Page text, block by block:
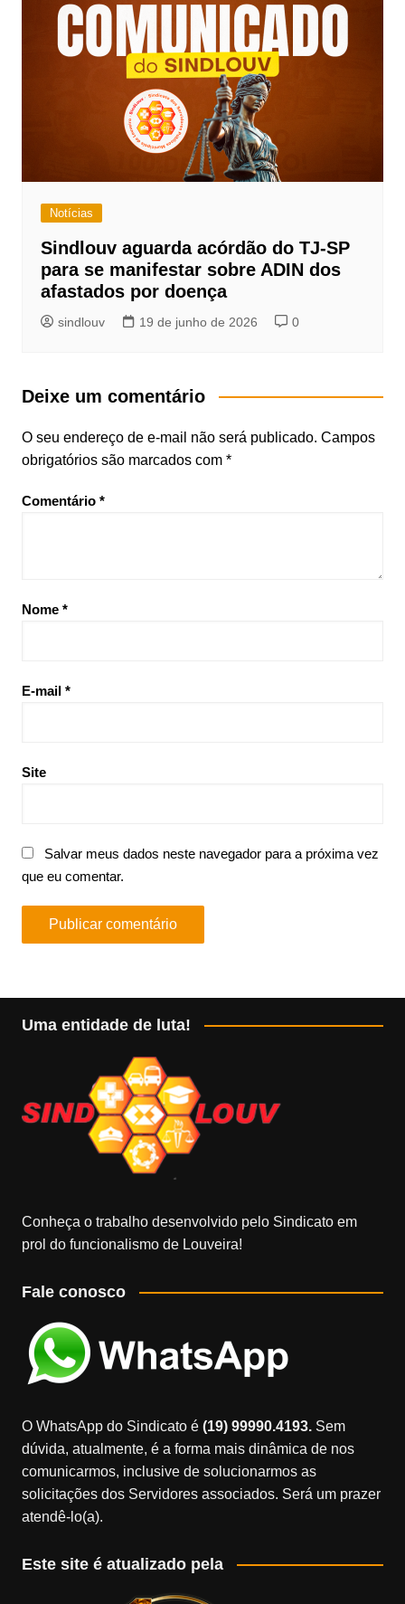
Notícias
Sindlouv aguarda acórdão do TJ-SP
para se manifestar sobre ADIN dos
afastados por doença
sindlouv 19 de junho de 2026 0
Deixe um comentário
O seu endereço de e-mail não será publicado. Campos
obrigatórios são marcados com *
Comentário *
Nome *
E-mail *
Site
Salvar meus dados neste navegador para a próxima vez
que eu comentar.
Uma entidade de luta!
Conheça o trabalho desenvolvido pelo Sindicato em
prol do funcionalismo de Louveira!
Fale conosco
O WhatsApp do Sindicato é(19) 99990.4193.Sem
dúvida, atualmente, é a forma mais dinâmica de nos
comunicarmos, inclusive de solucionarmos as
solicitações dos Servidores associados. Será um prazer
atendê-lo(a).
Este site é atualizado pela